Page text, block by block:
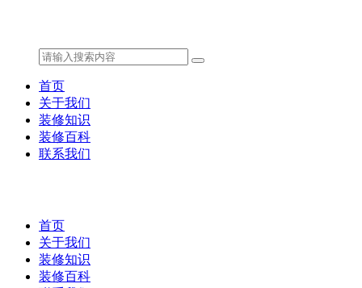
首页
关于我们
装修知识
装修百科
联系我们
首页
关于我们
装修知识
装修百科